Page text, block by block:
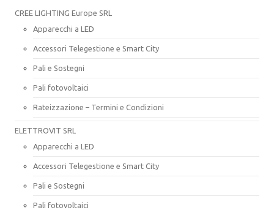
CREE LIGHTING Europe SRL
Apparecchi a LED
Accessori Telegestione e Smart City
Pali e Sostegni
Pali fotovoltaici
Rateizzazione – Termini e Condizioni
ELETTROVIT SRL
Apparecchi a LED
Accessori Telegestione e Smart City
Pali e Sostegni
Pali fotovoltaici